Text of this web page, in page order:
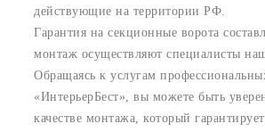
действующие на территории РФ.
Гарантия на секционные ворота
монтаж осуществляют специалисты
Обращаясь к услугам
«ИнтерьерБест», вы можете быть
качестве монтажа, который